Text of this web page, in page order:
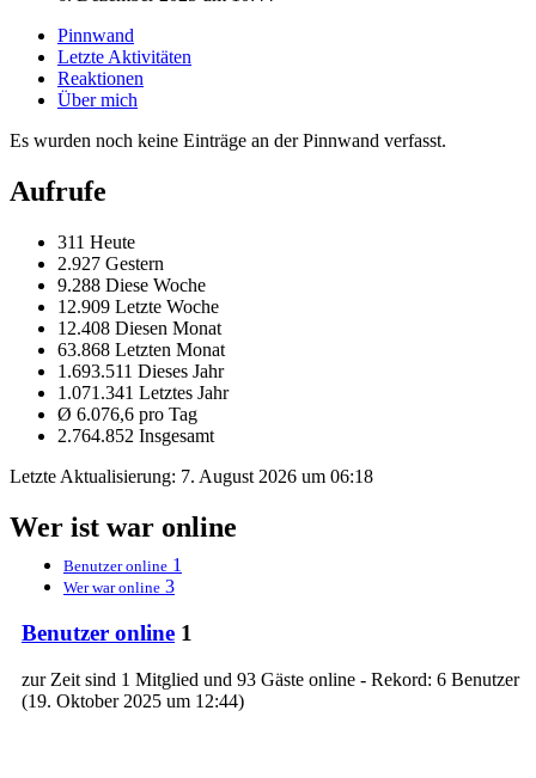
Pinnwand
Letzte Aktivitäten
Reaktionen
Über mich
Es wurden noch keine Einträge an der Pinnwand verfasst.
Aufrufe
311 Heute
2.927 Gestern
9.288 Diese Woche
12.909 Letzte Woche
12.408 Diesen Monat
63.868 Letzten Monat
1.693.511 Dieses Jahr
1.071.341 Letztes Jahr
Ø 6.076,6 pro Tag
2.764.852 Insgesamt
Letzte Aktualisierung: 7. August 2026 um 06:18
Wer ist war online
Benutzer online 1
Wer war online 3
Benutzer online 1
zur Zeit sind 1 Mitglied und 93 Gäste online - Rekord: 6 Benutzer
(19. Oktober 2025 um 12:44)